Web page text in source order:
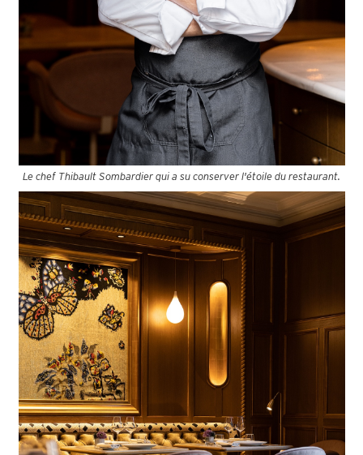
Le chef Thibault Sombardier qui a su conserver l'étoile du restaurant.